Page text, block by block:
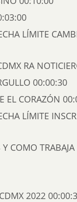
LÍMITE
RA
00:00:30
EL CORAZÓN
LÍMITE
COMO TRABAJA
2022